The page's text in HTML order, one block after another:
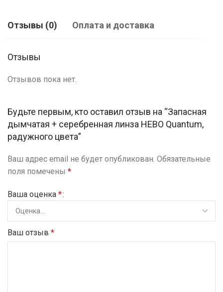
Отзывы (0) Оплата и доставка
Отзывы
Отзывов пока нет.
Будьте первым, кто оставил отзыв на “Запасная
дымчатая + серебренная линза HEBO Quantum,
радужного цвета”
Ваш адрес email не будет опубликован. Обязательные
поля помечены *
Ваша оценка *
Ваш отзыв *